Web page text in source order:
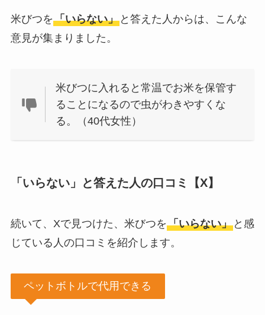
米びつを「いらない」と答えた人からは、こんな
意見が集まりました。
米びつに入れると常温でお米を保管す
ることになるので虫がわきやすくな
る。（40代女性）
「いらない」と答えた人の口コミ【X】
続いて、Xで見つけた、米びつを「いらない」と感
じている人の口コミを紹介します。
ペットボトルで代用できる